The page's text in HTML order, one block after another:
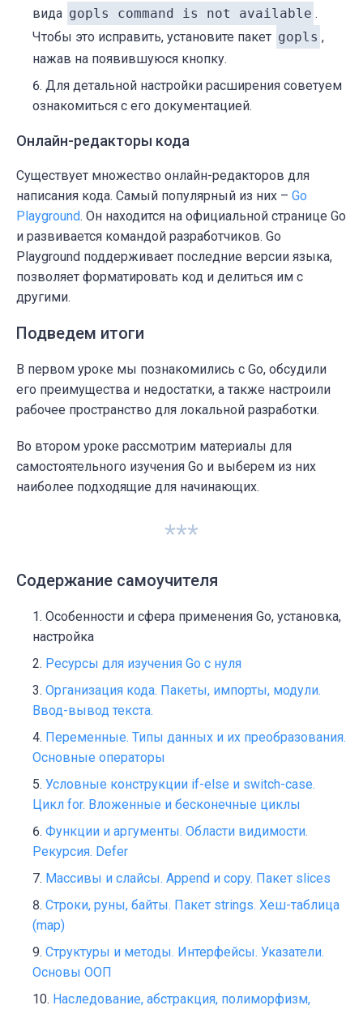
вида gopls command is not available .
Чтобы это исправить, установите пакет gopls ,
нажав на появившуюся кнопку.
Для детальной настройки расширения советуем
ознакомиться с его документацией.
Онлайн-редакторы кода
Существует множество онлайн-редакторов для
написания кода. Самый популярный из них – Go
Playground. Он находится на официальной странице Go
и развивается командой разработчиков. Go
Playground поддерживает последние версии языка,
позволяет форматировать код и делиться им с
другими.
Подведем итоги
В первом уроке мы познакомились с Go, обсудили
его преимущества и недостатки, а также настроили
рабочее пространство для локальной разработки.
Во втором уроке рассмотрим материалы для
самостоятельного изучения Go и выберем из них
наиболее подходящие для начинающих.
***
Содержание самоучителя
Особенности и сфера применения Go, установка,
настройка
Ресурсы для изучения Go с нуля
Организация кода. Пакеты, импорты, модули.
Ввод-вывод текста.
Переменные. Типы данных и их преобразования.
Основные операторы
Условные конструкции if-else и switch-case.
Цикл for. Вложенные и бесконечные циклы
Функции и аргументы. Области видимости.
Рекурсия. Defer
Массивы и слайсы. Append и сopy. Пакет slices
Строки, руны, байты. Пакет strings. Хеш-таблица
(map)
Структуры и методы. Интерфейсы. Указатели.
Основы ООП
Наследование, абстракция, полиморфизм,